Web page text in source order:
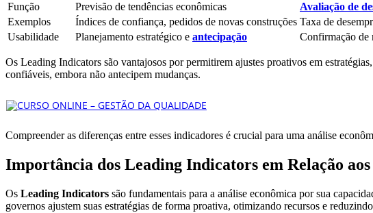
Função
Previsão de tendências econômicas Avaliação de
Exemplos
Índices de confiança, pedidos de novas construções Taxa de
Usabilidade
Planejamento estratégico e antecipação Confirmação de
Os Leading Indicators são vantajosos por permitirem ajustes proativos em
confiáveis, embora não antecipem mudanças.
Compreender as diferenças entre esses indicadores é crucial para uma análise
Importância dos Leading Indicators em Relação
Os Leading Indicators são fundamentais para a análise econômica por sua
governos ajustem suas estratégias de forma proativa, otimizando recursos e